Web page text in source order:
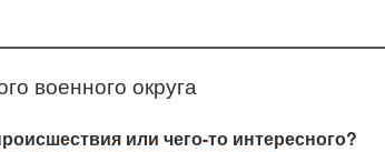
военного округа
или чего-то интересного?